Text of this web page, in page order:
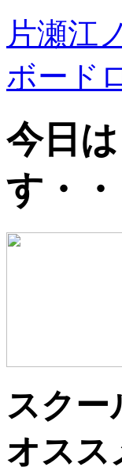
片瀬江
ボード
今日
す・・
スクー
オスス